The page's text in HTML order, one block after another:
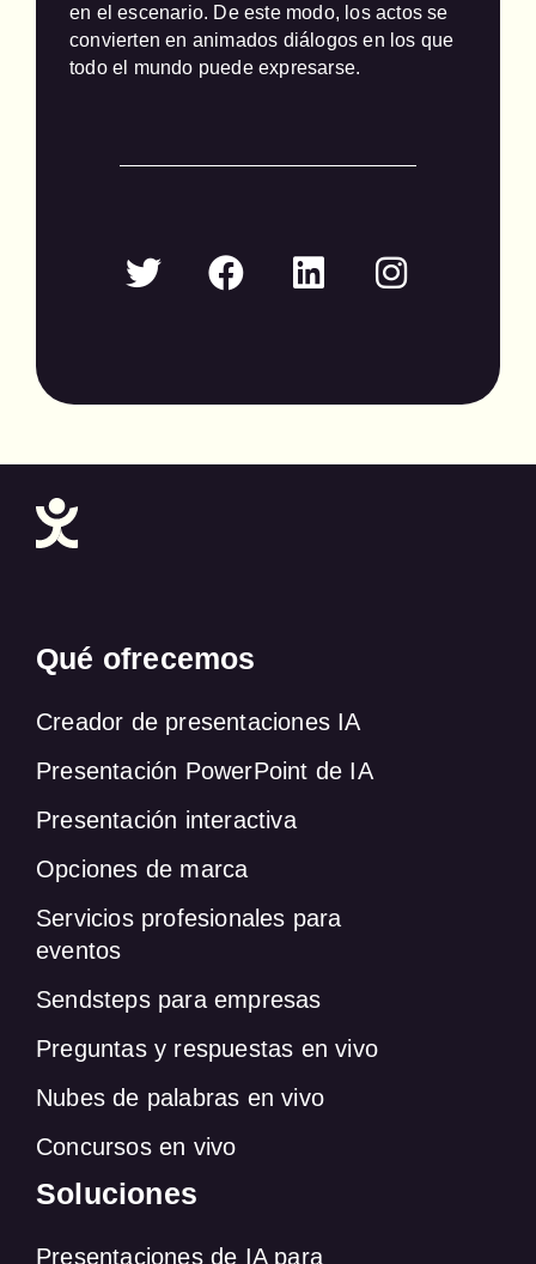
en el escenario. De este modo, los actos se
convierten en animados diálogos en los que
todo el mundo puede expresarse.
Qué ofrecemos
Creador de presentaciones IA
Presentación PowerPoint de IA
Presentación interactiva
Opciones de marca
Servicios profesionales para
eventos
Sendsteps para empresas
Preguntas y respuestas en vivo
Nubes de palabras en vivo
Concursos en vivo
Soluciones
Presentaciones de IA para